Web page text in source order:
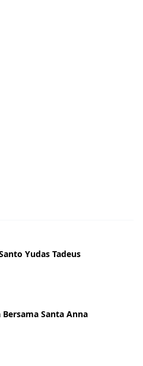
Yudas Tadeus
Santa Anna